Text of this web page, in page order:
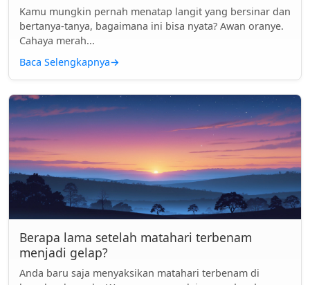
Kamu mungkin pernah menatap langit yang bersinar dan
bertanya-tanya, bagaimana ini bisa nyata? Awan oranye.
Cahaya merah...
Baca Selengkapnya→
Berapa lama setelah matahari terbenam
menjadi gelap?
Anda baru saja menyaksikan matahari terbenam di